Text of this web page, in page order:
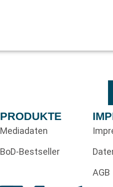
PRODUKTE
Mediadaten
BoD-Bestseller
AGB